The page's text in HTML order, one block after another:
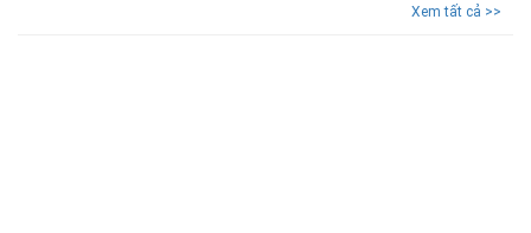
Xem tất cả >>